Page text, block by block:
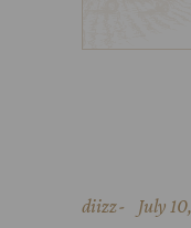
diizz July